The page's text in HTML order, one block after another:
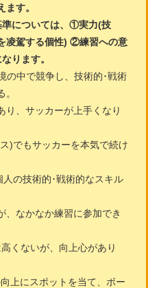
す。
については、①実力(技
凌駕する個性) ②練習への意
ります。
の中で競争し、技術的･戦術
り、サッカーが上手くなり
)でもサッカーを本気で続け
の技術的･戦術的なスキル
、なかなか練習に参加でき
くないが、向上心があり
上にスポットを当て、ボー